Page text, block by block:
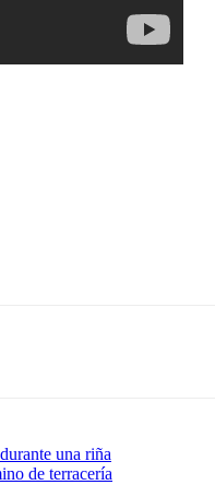
una riña
de terracería